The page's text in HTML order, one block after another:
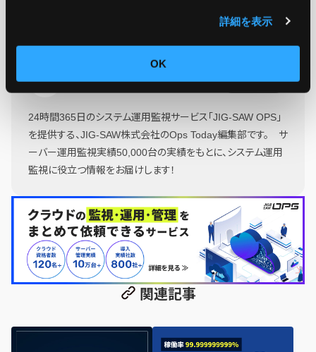
詳細を表示
OK
Ops Today編集部 もっと読む
24時間365日のシステム運用監視サービス「JIG-SAW OPS」
を提供する、JIG-SAW株式会社のOps Today編集部です。 サ
ーバー運用監視実績50,000台の実績をもとに、システム運用
監視に役立つ情報をお届けします！
関連記事